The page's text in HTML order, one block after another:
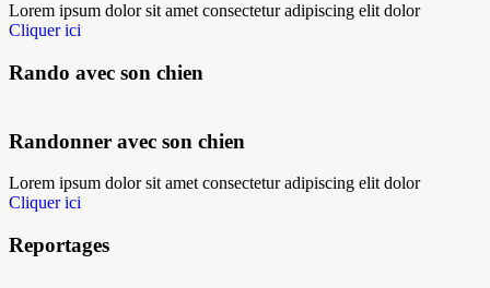
Lorem ipsum dolor sit amet consectetur adipiscing elit dolor
Cliquer ici
Rando avec son chien
Randonner avec son chien
Lorem ipsum dolor sit amet consectetur adipiscing elit dolor
Cliquer ici
Reportages